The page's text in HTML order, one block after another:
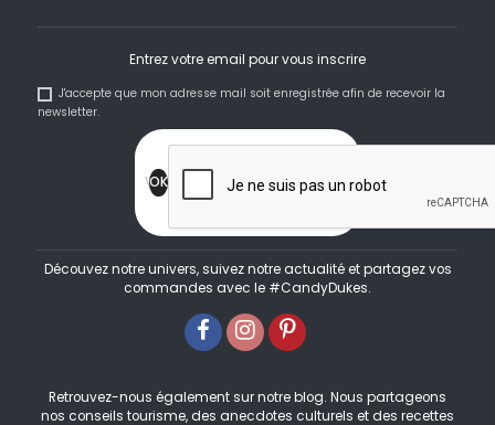
Entrez votre email pour vous inscrire
J'accepte que mon adresse mail soit enregistrée afin de recevoir la
newsletter.
Découvez notre univers, suivez notre actualité et partagez vos
commandes avec le #CandyDukes.
Retrouvez-nous également sur notre blog. Nous partageons
nos conseils tourisme, des anecdotes culturels et des recettes